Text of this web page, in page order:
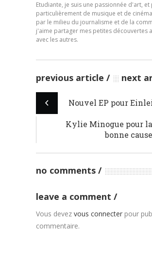
Etudiante, je suis une passionnée d'art, et
particulièrement de musique et de
par le milieu du journalisme et de la
j'aime partager mes petites découvertes
avec les autres.
previous article next
Nouvel EP pour
Kylie Minogue pour la
bonne cause
no comments
leave a comment
Vous devez vous connecter pour
commentaire.